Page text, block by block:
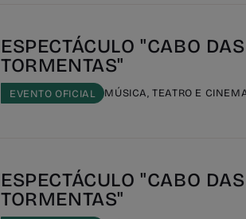
ESPECTÁCULO "CABO DAS
TORMENTAS"
EVENTO OFICIAL MÚSICA, TEATRO E
ESPECTÁCULO "CABO DAS
TORMENTAS"